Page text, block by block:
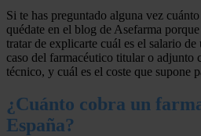
Si te has preguntado alguna vez
quédate en el blog de Asefarma
tratar de explicarte cuál es el salario
caso del farmacéutico titular o adjunto
técnico, y cuál es el coste que supone
¿Cuánto cobra un
España?